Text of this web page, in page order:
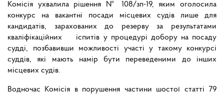
Комісія ухвалила рішення № 108/зп-19, яким оголосила
конкурс на вакантні посади місцевих судів лише для
кандидатів, зарахованих до резерву за результатами
кваліфікаційних іспитів у процедурі добору на посаду
судді, позбавивши можливості участі у такому конкурсі
суддів, які мають намір бути переведеними до інших
місцевих судів.
Водночас Комісія в порушення частини шостої статті 79